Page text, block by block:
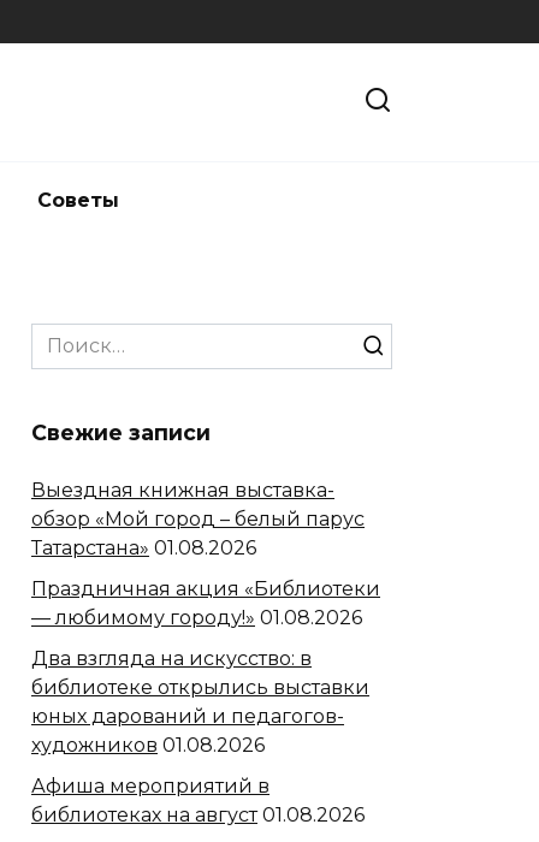
Советы
Search
for:
Свежие записи
Выездная книжная выставка-
обзор «Мой город – белый парус
Татарстана» 01.08.2026
Праздничная акция «Библиотеки
— любимому городу!» 01.08.2026
Два взгляда на искусство: в
библиотеке открылись выставки
юных дарований и педагогов-
художников 01.08.2026
Афиша мероприятий в
библиотеках на август 01.08.2026